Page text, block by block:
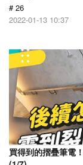
# 26
2022-01-13 10:37
買得到的摺疊筆電